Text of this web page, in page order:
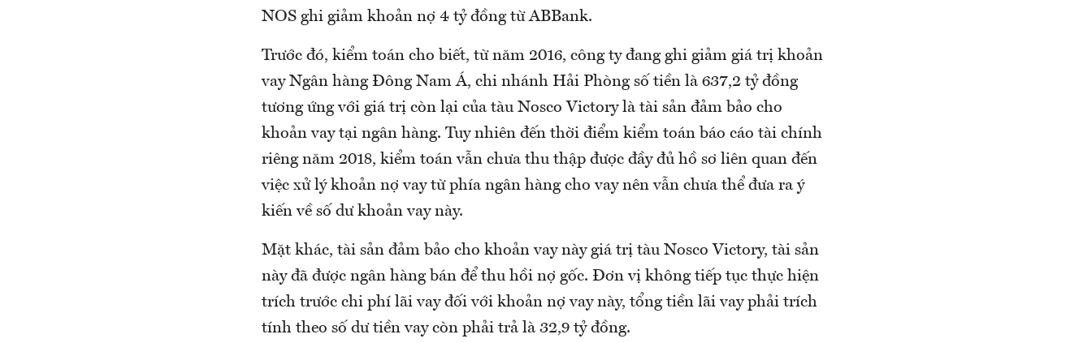
NOS ghi giảm khoản nợ 4 tỷ đồng từ ABBank.
Trước đó, kiểm toán cho biết, từ năm 2016, công ty đang ghi giảm giá trị khoản
vay Ngân hàng Đông Nam Á, chi nhánh Hải Phòng số tiền là 637,2 tỷ đồng
tương ứng với giá trị còn lại của tàu Nosco Victory là tài sản đảm bảo cho
khoản vay tại ngân hàng. Tuy nhiên đến thời điểm kiểm toán báo cáo tài chính
riêng năm 2018, kiểm toán vẫn chưa thu thập được đầy đủ hồ sơ liên quan đến
việc xử lý khoản nợ vay từ phía ngân hàng cho vay nên vẫn chưa thể đưa ra ý
kiến về số dư khoản vay này.
Mặt khác, tài sản đảm bảo cho khoản vay này giá trị tàu Nosco Victory, tài sản
này đã được ngân hàng bán để thu hồi nợ gốc. Đơn vị không tiếp tục thực hiện
trích trước chi phí lãi vay đối với khoản nợ vay này, tổng tiền lãi vay phải trích
tính theo số dư tiền vay còn phải trả là 32,9 tỷ đồng.